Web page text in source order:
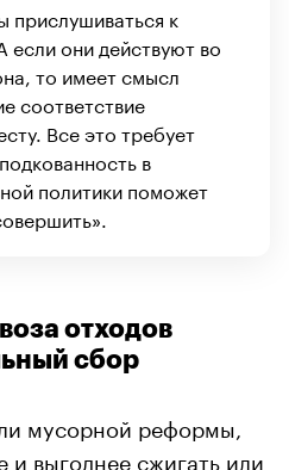
прислушиваться к
они действуют во
то имеет смысл
соответствие
Все это требует
в
политики поможет
отходов
сбор
мусорной реформы,
и выгоднее сжигать или